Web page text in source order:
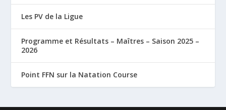
Les PV de la Ligue
Programme et Résultats – Maîtres – Saison 2025 –
2026
Point FFN sur la Natation Course